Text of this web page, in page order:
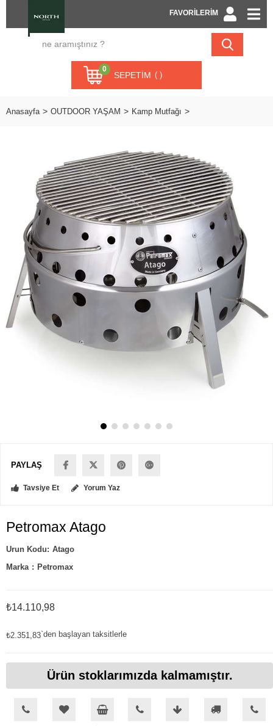
FAVORİLERİM
SEPETIM
0
Anasayfa OUTDOOR YAŞAM Kamp Mutfağı
PAYLAŞ
Tavsiye Et Yorum Yaz
Petromax Atago
Atago
Marka : Petromax
₺14.110,98
₺2.351,83`den başlayan taksitlerle
Ürün stoklarımızda kalmamıştır.